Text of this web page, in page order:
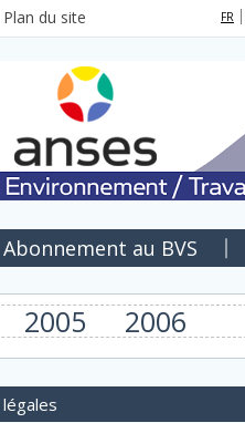
Plan du site FR
Abonnement au BVS
2005 2006